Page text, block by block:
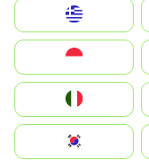
Magyarország
South Korea